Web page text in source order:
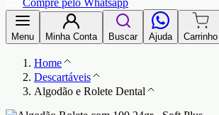
Menu Minha Conta Buscar Ajuda Carrinho
Home
Descartáveis
Algodão e Rolete Dental